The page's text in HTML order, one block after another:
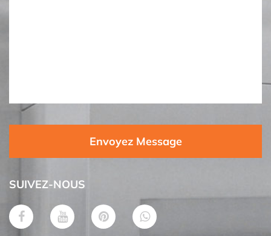
Envoyez Message
SUIVEZ-NOUS